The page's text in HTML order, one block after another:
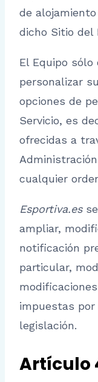
de
dicho Sitio del
El Equipo
personalizar
opciones de
Servicio, es
ofrecidas a
cualquier
Esportiva.esse
ampliar,
notificación
particular,
impuestas
legislación.
Artículo